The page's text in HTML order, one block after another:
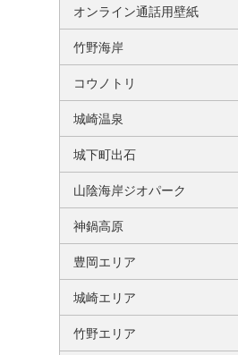
オンライン通話用壁紙
竹野海岸
コウノトリ
城崎温泉
城下町出石
山陰海岸ジオパーク
神鍋高原
豊岡エリア
城崎エリア
竹野エリア